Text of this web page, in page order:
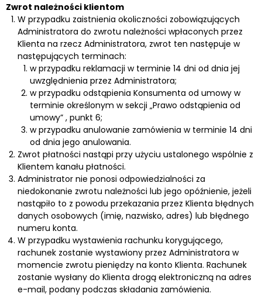
Zwrot należności klientom
W przypadku zaistnienia okoliczności zobowiązujących
Administratora do zwrotu należności wpłaconych przez
Klienta na rzecz Administratora, zwrot ten następuje w
następujących terminach:
w przypadku reklamacji w terminie 14 dni od dnia jej
uwzględnienia przez Administratora;
w przypadku odstąpienia Konsumenta od umowy w
terminie określonym w sekcji „Prawo odstąpienia od
umowy” , punkt 6;
w przypadku anulowanie zamówienia w terminie 14 dni
od dnia jego anulowania.
Zwrot płatności nastąpi przy użyciu ustalonego wspólnie z
Klientem kanału płatności.
Administrator nie ponosi odpowiedzialności za
niedokonanie zwrotu należności lub jego opóźnienie, jeżeli
nastąpiło to z powodu przekazania przez Klienta błędnych
danych osobowych (imię, nazwisko, adres) lub błędnego
numeru konta.
W przypadku wystawienia rachunku korygującego,
rachunek zostanie wystawiony przez Administratora w
momencie zwrotu pieniędzy na konto Klienta. Rachunek
zostanie wysłany do Klienta drogą elektroniczną na adres
e-mail, podany podczas składania zamówienia.